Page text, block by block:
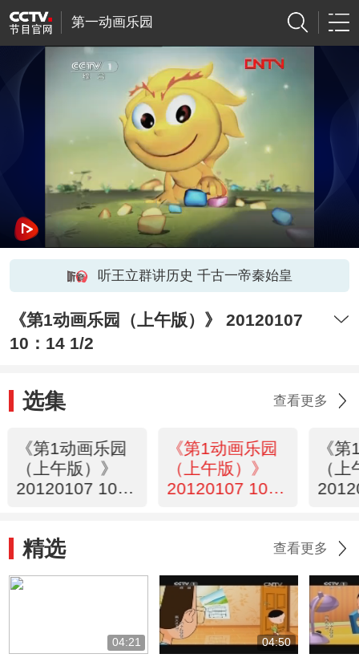
第一动画乐园
听王立群讲历史 千古一帝秦始皇
《第1动画乐园（上午版）》 20120107
10：14 1/2
选集 查看更多
《第1动画乐园
（上午版）》
20120107 10：
《第1动画乐园
（上午版）》
20120107 10：
《
（
精选 查看更多
04:21 04:50